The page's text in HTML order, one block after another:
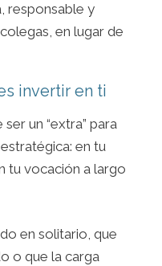
responsable y
en lugar de
invertir en ti
un “extra” para
en tu
tu vocación a largo
en solitario, que
o que la carga